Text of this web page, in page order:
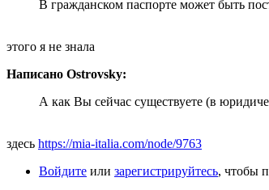
В гражданском паспорте может быть
этого я не знала
Написано Ostrovsky:
А как Вы сейчас существуете (в
здесь https://mia-italia.com/node/9763
Войдите или зарегистрируйтесь, чтобы